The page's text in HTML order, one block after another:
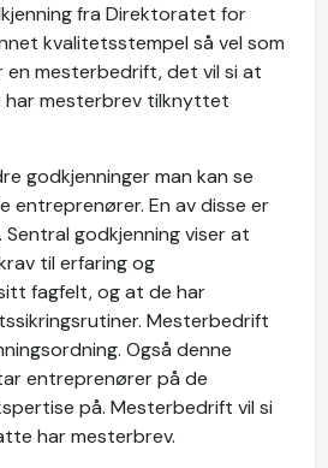
fra Direktoratet for
kvalitetsstempel så vel som
mesterbedrift, det vil si at
har mesterbrev tilknyttet
godkjenninger man kan se
entreprenører. En av disse er
godkjenning viser at
til erfaring og
fagfelt, og at de har
Mesterbedrift
Også denne
entreprenører på de
på. Mesterbedrift vil si
har mesterbrev.